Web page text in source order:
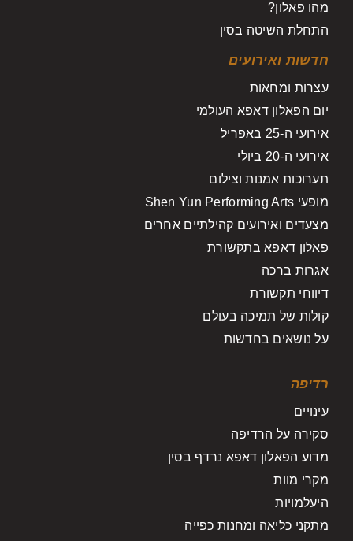
מהו פאלון?
התחלת השיטה בסין
חדשות ואירועים
עצרות ומחאות
יום הפאלון דאפא העולמי
אירועי ה-25 באפריל
אירועי ה-20 ביולי
תערוכות אמנות וצילום
מופעי Shen Yun Performing Arts
מצעדים ואירועים קהילתיים אחרים
פאלון דאפא בתקשורת
אגרות ברכה
דיווחי תקשורת
קולות של תמיכה בעולם
על נושאים בחדשות
רדיפה
עינויים
סקירה על הרדיפה
מדוע הפאלון דאפא נרדף בסין
מקרי מוות
היעלמויות
מתקני כליאה ומחנות כפייה